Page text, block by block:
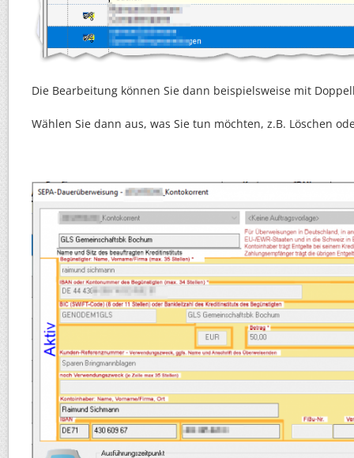
Die Bearbeitung können Sie dann beispielsweise mit
Wählen Sie dann aus, was Sie tun möchten, z.B. Löschen